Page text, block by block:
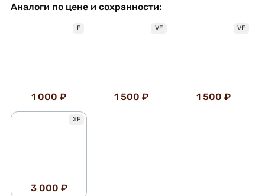
Аналоги по цене и сохранности:
F
1 000 ₽
VF
1 500 ₽
VF
1 500 ₽
XF
3 000 ₽